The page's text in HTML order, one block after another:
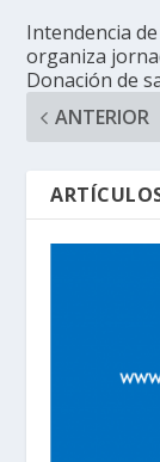
Intendencia
organiza
Donación de
ANTERIOR